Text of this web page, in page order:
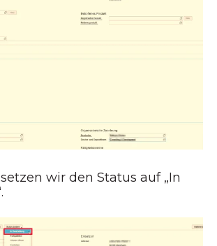
wir den Status auf „In